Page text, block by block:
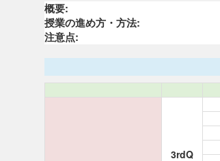
概要:
授業の進め方・方法:
注意点:
3rdQ